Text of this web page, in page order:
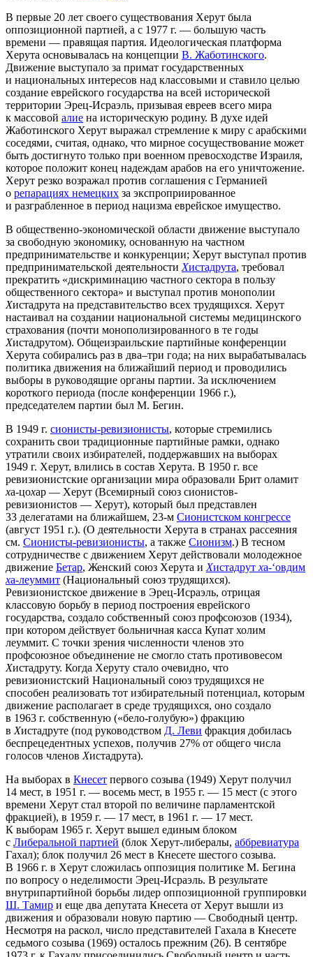
В первые 20 лет своего существования Херут была
оппозиционной партией, а с 1977 г. — большую часть
времени — правящая партия. Идеологическая платформа
Херута основывалась на концепции В. Жаботинского.
Движение выступало за примат государственных
и национальных интересов над классовыми и ставило целью
создание еврейского государства на всей исторической
территории Эрец-Исраэль, призывая евреев всего мира
к массовой алие на историческую родину. В духе идей
Жаботинского Херут выражал стремление к миру с арабскими
соседями, считая, однако, что мирное сосуществование может
быть достигнуто только при военном превосходстве Израиля,
которое положит конец надеждам арабов на его уничтожение.
Херут резко возражал против соглашения с Германией
о репарациях немецких за экспроприированное
и разграбленное в период нацизма еврейское имущество.
В общественно-экономической области движение выступало
за свободную экономику, основанную на частном
предпринимательстве и конкуренции; Херут выступал против
предпринимательской деятельности Хистадрута, требовал
прекратить «дискриминацию частного сектора в пользу
общественного сектора» и выступал против монополии
Хистадрута на представительство всех трудящихся. Херут
настаивал на создании национальной системы медицинского
страхования (почти монополизированного в те годы
Хистадрутом). Общеизраильские партийные конференции
Херута собирались раз в два–три года; на них вырабатывалась
политика движения на ближайший период и проводились
выборы в руководящие органы партии. За исключением
короткого периода (после конференции 1966 г.),
председателем партии был М. Бегин.
В 1949 г. сионисты-ревизионисты, которые стремились
сохранить свои традиционные партийные рамки, однако
утратили своих избирателей, поддержавших на выборах
1949 г. Херут, влились в состав Херута. В 1950 г. все
ревизионистские организации мира образовали Брит оламит
ха-цохар — Херут (Всемирный союз сионистов-
ревизионистов — Херут), который был представлен
33 делегатами на ближайшем, 23-м Сионистском конгрессе
(август 1951 г.). (О деятельности Херута в странах рассеяния
см. Сионисты-ревизионисты, а также Сионизм.) В тесном
сотрудничестве с движением Херут действовали молодежное
движение Бетар, Женский союз Херута и Хистадрут ха-‘овдим
ха-леуммит (Национальный союз трудящихся).
Ревизионистское движение в Эрец-Исраэль, отрицая
классовую борьбу в период построения еврейского
государства, создало собственный союз профсоюзов (1934),
при котором действует больничная касса Купат холим
леуммит. С точки зрения численности членов это
профсоюзное объединение не смогло стать противовесом
Хистадруту. Когда Херуту стало очевидно, что
ревизионистский Национальный союз трудящихся не
способен реализовать тот избирательный потенциал, которым
движение располагает в среде трудящихся, оно создало
в 1963 г. собственную («бело-голубую») фракцию
в Хистадруте (под руководством Д. Леви фракция добилась
беспрецедентных успехов, получив 27% от общего числа
голосов членов Хистадрута).
На выборах в Кнесет первого созыва (1949) Херут получил
14 мест, в 1951 г. — восемь мест, в 1955 г. — 15 мест (с этого
времени Херут стал второй по величине парламентской
фракцией), в 1959 г. — 17 мест, в 1961 г. — 17 мест.
К выборам 1965 г. Херут вышел единым блоком
с Либеральной партией (блок Херут-либералы, аббревиатура
Гахал); блок получил 26 мест в Кнесете шестого созыва.
В 1966 г. в Херут сложилась оппозиция политике М. Бегина
по вопросу о неделимости Эрец-Исраэль. В результате
внутрипартийной борьбы лидер оппозиционной группировки
Ш. Тамир и еще два депутата Кнесета от Херут вышли из
движения и образовали новую партию — Свободный центр.
Несмотря на раскол, число представителей Гахала в Кнесете
седьмого созыва (1969) осталось прежним (26). В сентябре